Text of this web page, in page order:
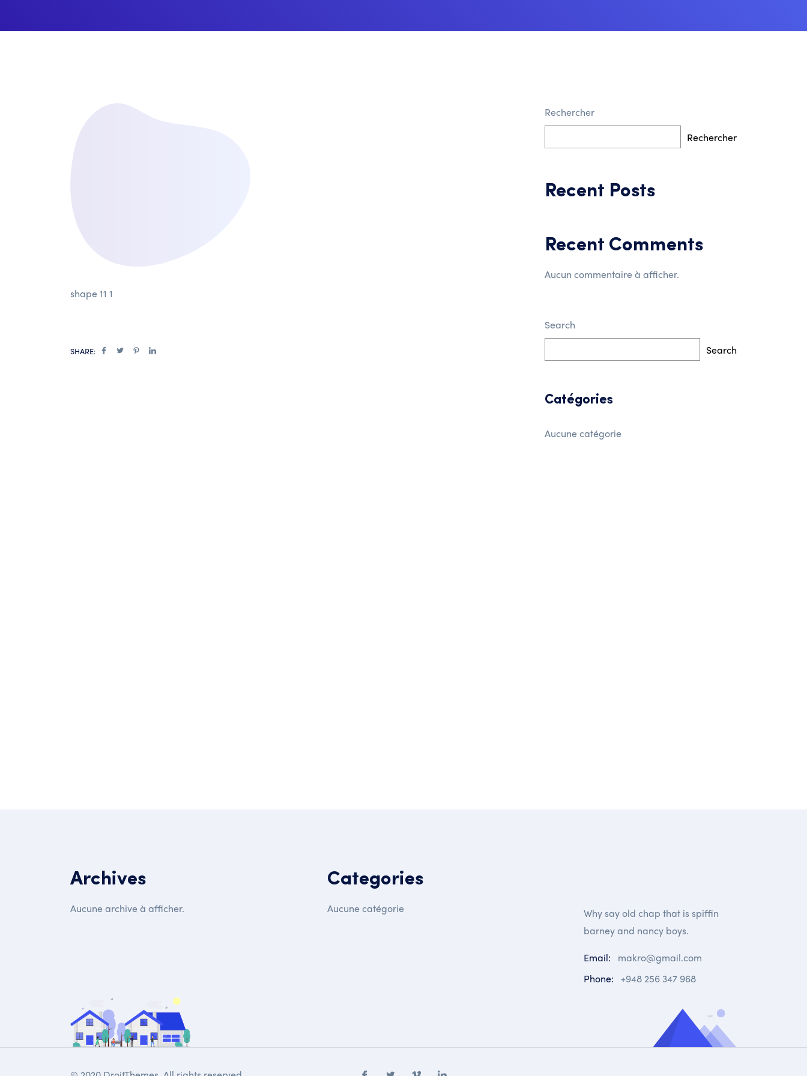
shape 11 1
SHARE:
Rechercher
Rechercher
Recent Posts
Recent Comments
Aucun commentaire à afficher.
Search
Search
Catégories
Aucune catégorie
Archives
Aucune archive à afficher.
Categories
Aucune catégorie
Why say old chap that is spiffin
barney and nancy boys.
Email:
makro@gmail.com
Phone: +948 256 347 968